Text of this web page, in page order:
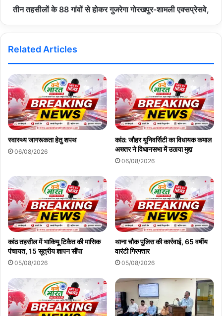
तीन तहसीलों के 88 गांवों से होकर गुजरेगा गोरखपुर-शामली एक्सप्रेसवे,
Related Articles
स्वास्थ्य जागरूकता हेतु शपथ
06/08/2026
कांठ: जौहर यूनिवर्सिटी का विधायक कमाल
अख्तर ने विधानसभा में उठाया मुद्दा
06/08/2026
कांठ तहसील में भाकियू टिकैत की मासिक
पंचायत, 15 सूत्रीय ज्ञापन सौंपा
05/08/2026
थाना चौक पुलिस की कार्रवाई, 65 वर्षीय
वारंटी गिरफ्तार
05/08/2026